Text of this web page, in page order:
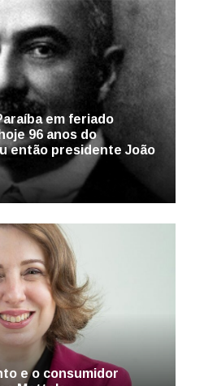
em feriado
96 anos do
então presidente João
e o consumidor